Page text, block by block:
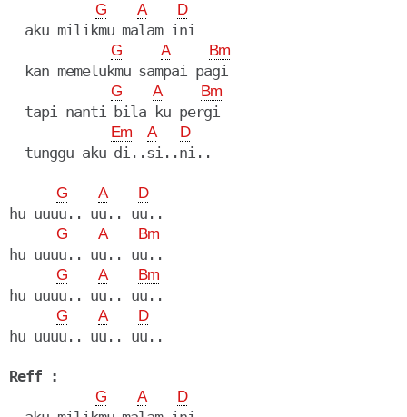
G A D
  aku milikmu malam ini
G A Bm
  kan memelukmu sampai pagi
G A Bm
  tapi nanti bila ku pergi
Em A D
  tunggu aku di..si..ni..
G A D
hu uuuu.. uu.. uu..
G A Bm
hu uuuu.. uu.. uu..
G A Bm
hu uuuu.. uu.. uu..
G A D
hu uuuu.. uu.. uu..
Reff :
G A D